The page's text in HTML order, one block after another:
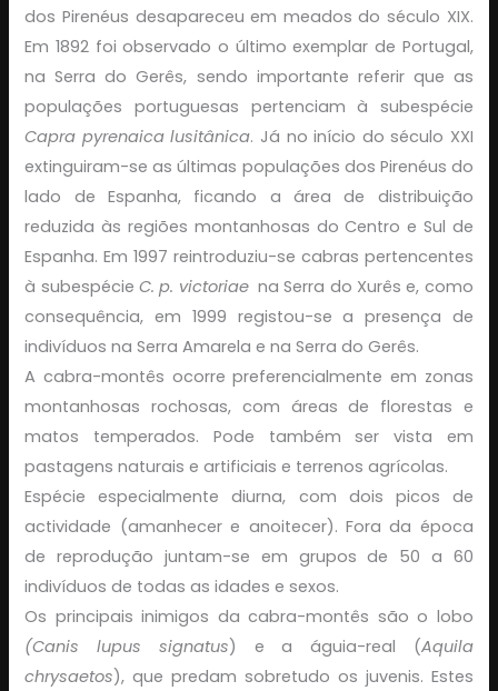
dos Pirenéus desapareceu em meados do século XIX.
Em 1892 foi observado o último exemplar de Portugal,
na Serra do Gerês, sendo importante referir que as
populações portuguesas pertenciam à subespécie
Capra pyrenaica lusitânica. Já no início do século XXI
extinguiram-se as últimas populações dos Pirenéus do
lado de Espanha, ficando a área de distribuição
reduzida às regiões montanhosas do Centro e Sul de
Espanha. Em 1997 reintroduziu-se cabras pertencentes
à subespécieC. p. victoriaena Serra do Xurês e, como
consequência, em 1999 registou-se a presença de
indivíduos na Serra Amarela e na Serra do Gerês.
A cabra-montês ocorre preferencialmente em zonas
montanhosas rochosas, com áreas de florestas e
matos temperados. Pode também ser vista em
pastagens naturais e artificiais e terrenos agrícolas.
Espécie especialmente diurna, com dois picos de
actividade (amanhecer e anoitecer). Fora da época
de reprodução juntam-se em grupos de 50 a 60
indivíduos de todas as idades e sexos.
Os principais inimigos da cabra-montês são o lobo
(Canis lupus signatus) e a águia-real (Aquila
chrysaetos), que predam sobretudo os juvenis. Estes